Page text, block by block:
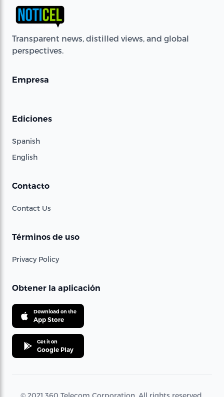
Transparent news, distilled views, and global
perspectives.
Empresa
Ediciones
Spanish
English
Contacto
Contact Us
Términos de uso
Privacy Policy
Obtener la aplicación
Download on the
App Store
Get it on
Google Play
© 2021 360 Telecom Corporation. All rights reserved.